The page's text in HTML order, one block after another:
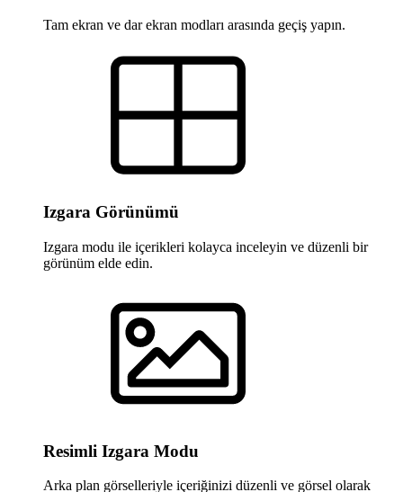
Tam ekran ve dar ekran modları arasında geçiş yapın.
Izgara Görünümü
Izgara modu ile içerikleri kolayca inceleyin ve düzenli bir
görünüm elde edin.
Resimli Izgara Modu
Arka plan görselleriyle içeriğinizi düzenli ve görsel olarak